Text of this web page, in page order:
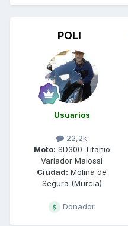
POLI
Usuarios
22,2k
Moto: SD300 Titanio
Variador Malossi
Ciudad: Molina de
Segura (Murcia)
Donador